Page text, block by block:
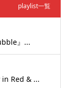
playlist一覧
』...
in Red & ...